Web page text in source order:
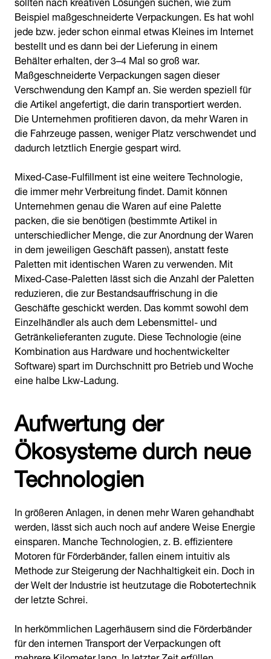
Beispiel maßgeschneiderte Verpackungen. Es hat wohl
jede bzw. jeder schon einmal etwas Kleines im Internet
bestellt und es dann bei der Lieferung in einem
Behälter erhalten, der 3–4 Mal so groß war.
Maßgeschneiderte Verpackungen sagen dieser
Verschwendung den Kampf an. Sie werden speziell für
die Artikel angefertigt, die darin transportiert werden.
Die Unternehmen profitieren davon, da mehr Waren in
die Fahrzeuge passen, weniger Platz verschwendet und
dadurch letztlich Energie gespart wird.
Mixed-Case-Fulfillment ist eine weitere Technologie,
die immer mehr Verbreitung findet. Damit können
Unternehmen genau die Waren auf eine Palette
packen, die sie benötigen (bestimmte Artikel in
unterschiedlicher Menge, die zur Anordnung der Waren
in dem jeweiligen Geschäft passen), anstatt feste
Paletten mit identischen Waren zu verwenden. Mit
Mixed-Case-Paletten lässt sich die Anzahl der Paletten
reduzieren, die zur Bestandsauffrischung in die
Geschäfte geschickt werden. Das kommt sowohl dem
Einzelhändler als auch dem Lebensmittel- und
Getränkelieferanten zugute. Diese Technologie (eine
Kombination aus Hardware und hochentwickelter
Software) spart im Durchschnitt pro Betrieb und Woche
eine halbe Lkw-Ladung.
Aufwertung der
Ökosysteme durch neue
Technologien
In größeren Anlagen, in denen mehr Waren gehandhabt
werden, lässt sich auch noch auf andere Weise Energie
einsparen. Manche Technologien, z. B. effizientere
Motoren für Förderbänder, fallen einem intuitiv als
Methode zur Steigerung der Nachhaltigkeit ein. Doch in
der Welt der Industrie ist heutzutage die Robotertechnik
der letzte Schrei.
In herkömmlichen Lagerhäusern sind die Förderbänder
für den internen Transport der Verpackungen oft